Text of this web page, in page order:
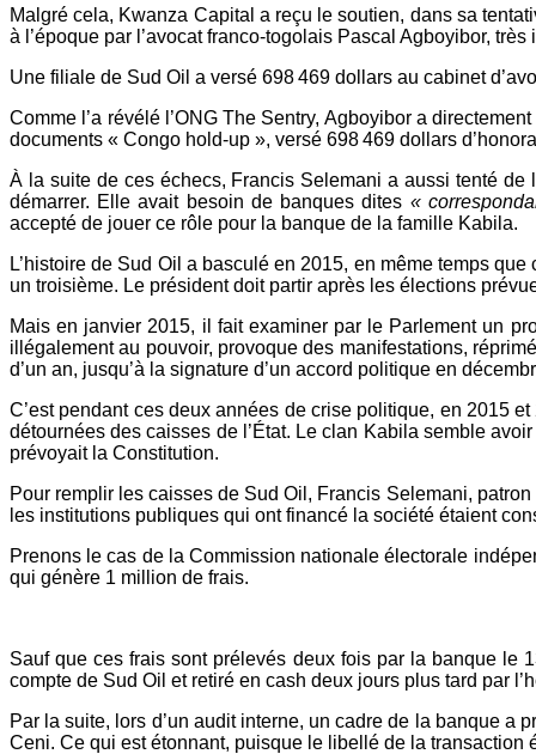
Malgré cela, Kwanza Capital a reçu le soutien, dans sa
à l’époque par l’avocat franco-togolais Pascal Agboyibor,
Une filiale de Sud Oil a versé 698 469 dollars au cabinet
Comme l’a révélé l’ONG The Sentry, Agboyibor a
documents « Congo hold-up », versé 698 469 dollars
À la suite de ces échecs, Francis Selemani a aussi tenté
démarrer. Elle avait besoin de banques dites «
accepté de jouer ce rôle pour la banque de la famille Kabila.
L’histoire de Sud Oil a basculé en 2015, en même temps
un troisième. Le président doit partir après les élections
Mais en janvier 2015, il fait examiner par le Parlement un
illégalement au pouvoir, provoque des manifestations,
d’un an, jusqu’à la signature d’un accord politique en
C’est pendant ces deux années de crise politique, en 2015
détournées des caisses de l’État. Le clan Kabila semble
prévoyait la Constitution.
Pour remplir les caisses de Sud Oil, Francis Selemani,
les institutions publiques qui ont financé la société étaient
Prenons le cas de la Commission nationale électorale
qui génère 1 million de frais.
Sauf que ces frais sont prélevés deux fois par la banque
compte de Sud Oil et retiré en cash deux jours plus tard par
Par la suite, lors d’un audit interne, un cadre de la banque
Ceni. Ce qui est étonnant, puisque le libellé de la transaction